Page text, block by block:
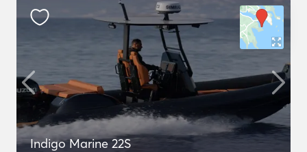
Indigo Marine 22S